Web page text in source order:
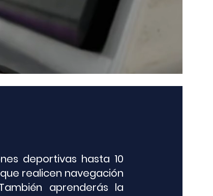
deportivas hasta 10
realicen navegación
aprenderás la